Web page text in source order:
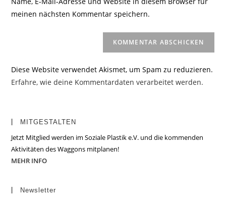
Kommentieren
ein
meinen nächsten Kommentar speichern.
Diese Website verwendet Akismet, um Spam zu reduzieren.
Erfahre, wie deine Kommentardaten verarbeitet werden.
MITGESTALTEN
Jetzt Mitglied werden im Soziale Plastik e.V. und die kommenden
Aktivitäten des Waggons mitplanen!
MEHR INFO
Newsletter